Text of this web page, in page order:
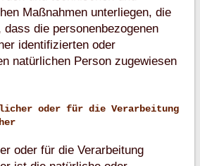
Maßnahmen unterliegen, die
dass die personenbezogenen
identifizierten oder
natürlichen Person zugewiesen
oder für die Verarbeitung
oder für die Verarbeitung